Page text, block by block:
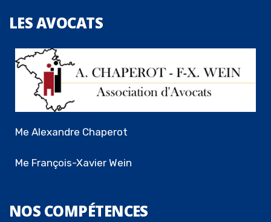
LESAVOCATS
Me Alexandre Chaperot
Me François-Xavier Wein
NOS COMPÉTENCES